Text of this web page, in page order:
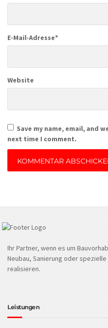
E-Mail-Adresse*
Website
Save my name, email, and
next time I comment.
Ihr Partner, wenn es um
Neubau, Sanierung oder
realisieren.
Leistungen